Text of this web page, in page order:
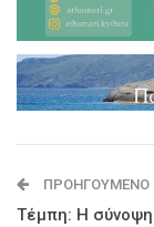
ΠΡΟΗΓΟΎΜΕΝΟ
Τέμπη: Η